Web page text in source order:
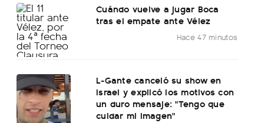
Cuándo vuelve a jugar Boca
tras el empate ante Vélez
Hace 47 minutos
L-Gante canceló su show en
Israel y explicó los motivos con
un duro mensaje: "Tengo que
cuidar mi imagen"